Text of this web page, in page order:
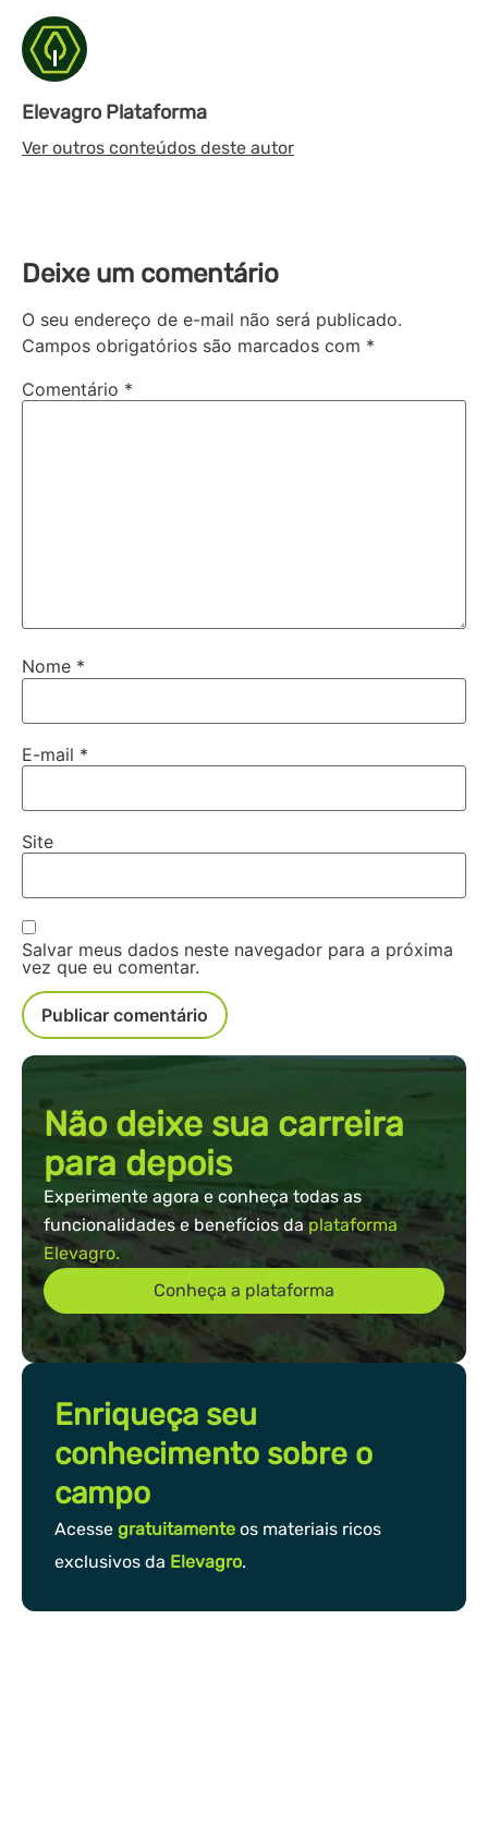
Elevagro Plataforma
Ver outros conteúdos deste autor
Deixe um comentário
O seu endereço de e-mail não será publicado.
Campos obrigatórios são marcados com *
Comentário *
Nome *
E-mail *
Site
Salvar meus dados neste navegador para a próxima
vez que eu comentar.
Não deixe sua carreira
para depois
Experimente agora e conheça todas as
funcionalidades e benefícios daplataforma
Elevagro.
Conheça a plataforma
Enriqueça seu
conhecimento sobre o
campo
Acesse gratuitamente os materiais ricos
exclusivos da Elevagro.